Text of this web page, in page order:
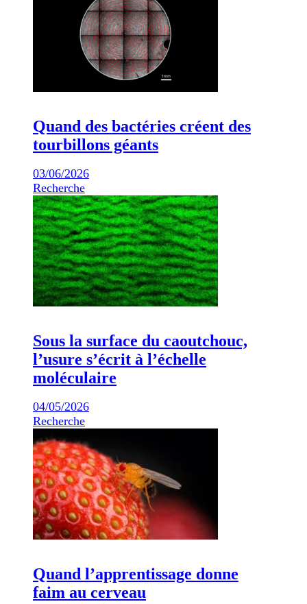
Quand des bactéries créent des
tourbillons géants
03/06/2026
Recherche
Sous la surface du caoutchouc,
l’usure s’écrit à l’échelle
moléculaire
04/05/2026
Recherche
Quand l’apprentissage donne
faim au cerveau